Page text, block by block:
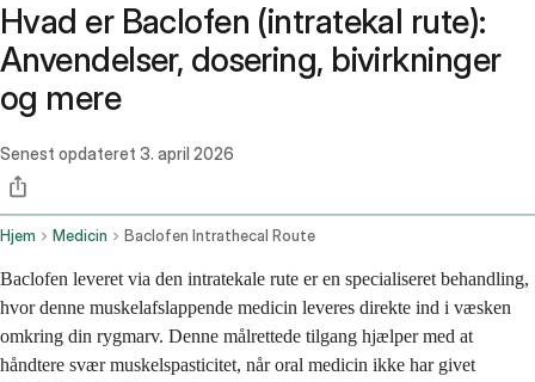
Hvad er Baclofen (intratekal rute):
Anvendelser, dosering, bivirkninger
og mere
Senest opdateret 3. april 2026
Hjem Medicin Baclofen Intrathecal Route
Baclofen leveret via den intratekale rute er en specialiseret behandling,
hvor denne muskelafslappende medicin leveres direkte ind i væsken
omkring din rygmarv. Denne målrettede tilgang hjælper med at
håndtere svær muskelspasticitet, når oral medicin ikke har givet